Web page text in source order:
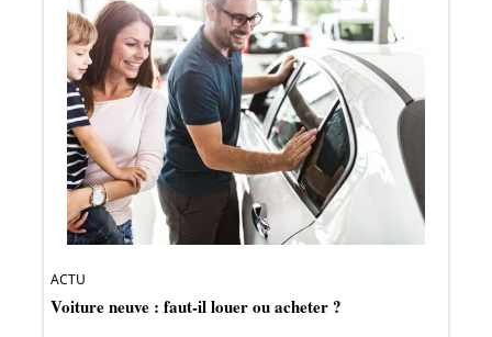
ACTU
Voiture neuve : faut-il louer ou acheter ?